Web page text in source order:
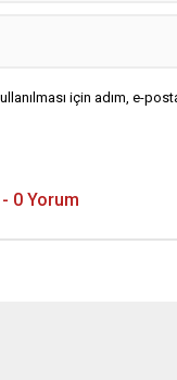
için adım, e-
0 Yorum